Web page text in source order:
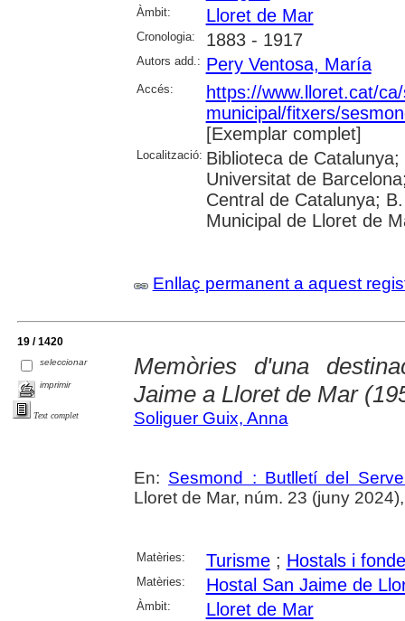
Àmbit: Lloret de Mar
Cronologia: 1883 - 1917
Autors add.: Pery Ventosa, María
Accés:
https://www.lloret.cat/
municipal/fitxers/
[Exemplar complet]
Localització: Biblioteca de
Universitat de
Central de Catalunya;
Municipal de Lloret de
Enllaç permanent a aquest
19 / 1420
seleccionar
imprimir
Text complet
Memòries d'una
Jaime a Lloret de Mar
Soliguer Guix, Anna
En: Sesmond : Butlletí del
Lloret de Mar, núm. 23 (juny
Matèries: Turisme; Hostals i
Matèries: Hostal San Jaime de
Àmbit: Lloret de Mar